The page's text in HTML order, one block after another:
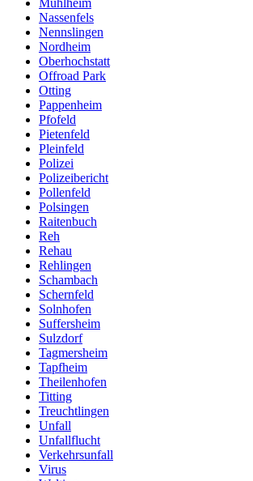
Nassenfels
Nennslingen
Nordheim
Oberhochstatt
Offroad Park
Otting
Pappenheim
Pfofeld
Pietenfeld
Pleinfeld
Polizei
Polizeibericht
Pollenfeld
Polsingen
Raitenbuch
Reh
Rehau
Rehlingen
Schambach
Schernfeld
Solnhofen
Suffersheim
Sulzdorf
Tagmersheim
Tapfheim
Theilenhofen
Titting
Treuchtlingen
Unfall
Unfallflucht
Verkehrsunfall
Virus